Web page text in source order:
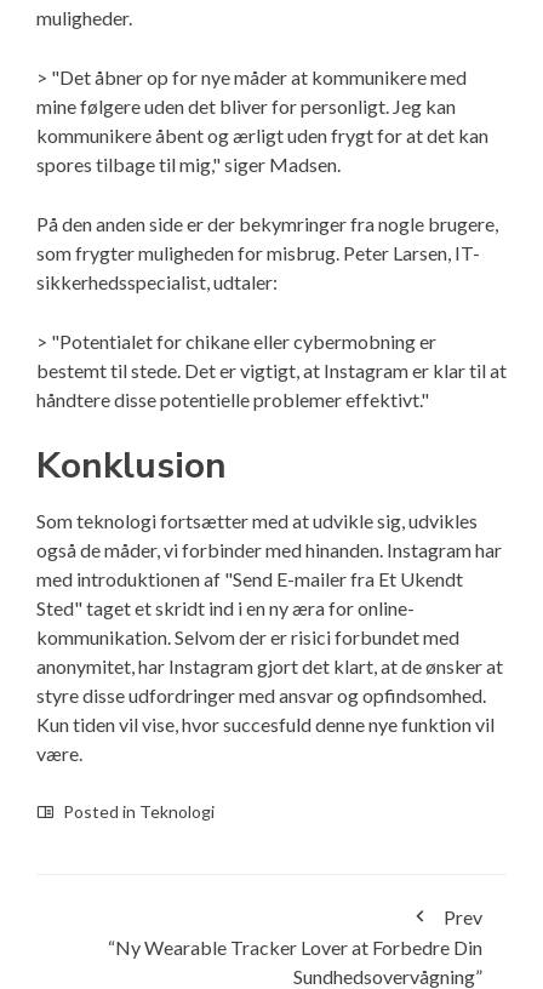
muligheder.
> "Det åbner op for nye måder at kommunikere med
mine følgere uden det bliver for personligt. Jeg kan
kommunikere åbent og ærligt uden frygt for at det kan
spores tilbage til mig," siger Madsen.
På den anden side er der bekymringer fra nogle brugere,
som frygter muligheden for misbrug. Peter Larsen, IT-
sikkerhedsspecialist, udtaler:
> "Potentialet for chikane eller cybermobning er
bestemt til stede. Det er vigtigt, at Instagram er klar til at
håndtere disse potentielle problemer effektivt."
Konklusion
Som teknologi fortsætter med at udvikle sig, udvikles
også de måder, vi forbinder med hinanden. Instagram har
med introduktionen af "Send E-mailer fra Et Ukendt
Sted" taget et skridt ind i en ny æra for online-
kommunikation. Selvom der er risici forbundet med
anonymitet, har Instagram gjort det klart, at de ønsker at
styre disse udfordringer med ansvar og opfindsomhed.
Kun tiden vil vise, hvor succesfuld denne nye funktion vil
være.
Posted in Teknologi
Prev
“Ny Wearable Tracker Lover at Forbedre Din
Sundhedsovervågning”